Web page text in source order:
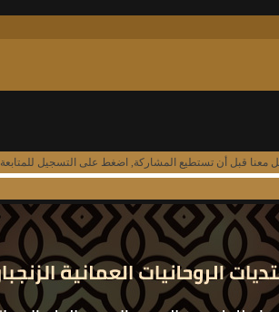
معنا قبل أن تستطيع المشاركة, اضغط على التسجيل للمتابعة